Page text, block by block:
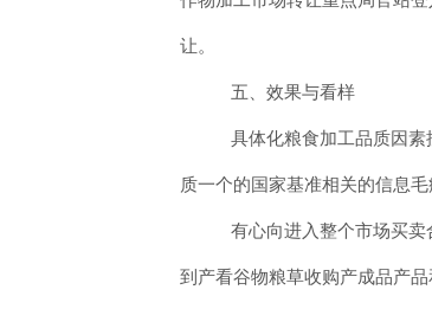
让。
五、效果与看样
具体化粮食加工品质因
质一个的国家基准相关的信息
有心向进入整个市场买
到产看谷物粮草收购产成品产